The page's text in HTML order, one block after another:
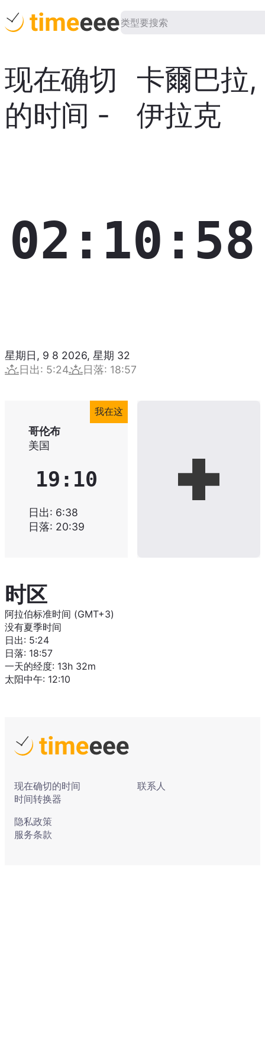
现在确切
的时间 -
卡爾巴拉,
伊拉克
02:10:59
星期日, 9 8 2026, 星期 32
日出: 5:24 日落: 18:57
我在这
哥伦布
美国
19:10
日出: 6:38
日落: 20:39
时区
阿拉伯标准时间 (GMT+3)
没有夏季时间
日出: 5:24
日落: 18:57
一天的经度: 13h 32m
太阳中午: 12:10
现在确切的时间
时间转换器
联系人
隐私政策
服务条款